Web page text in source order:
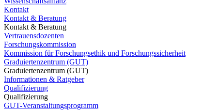
Kontakt
Kontakt & Beratung
Kontakt & Beratung
Vertrauensdozenten
Forschungskommission
Kommission für Forschungsethik und Forschungssicherheit
Graduiertenzentrum (GUT)
Graduiertenzentrum (GUT)
Informationen & Ratgeber
Qualifizierung
Qualifizierung
GUT-Veranstaltungsprogramm